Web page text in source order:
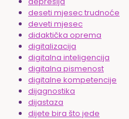
deseti mjesec trudnoće
deveti mjesec
didaktička oprema
digitalizacija
digitalna inteligencija
digitalna pismenost
digitalne kompetencije
dijagnostika
dijastaza
dijete bira što jede